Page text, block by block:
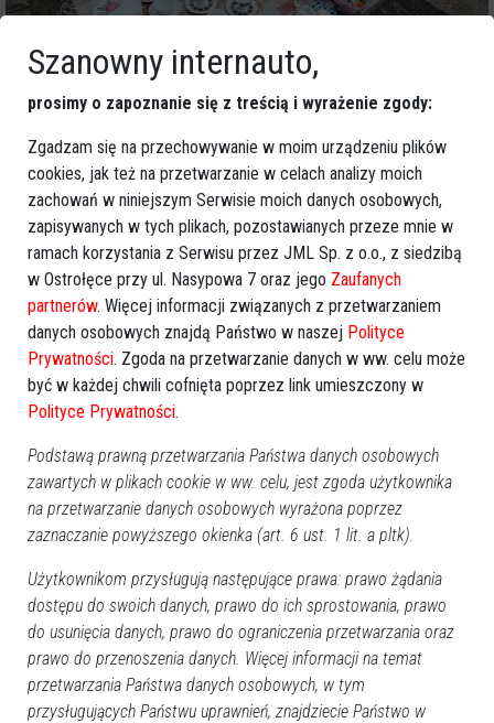
zobacz więcej zdjęć
Szanowny internauto,
prosimy o zapoznanie się z treścią i wyrażenie zgody:
Zgadzam się na przechowywanie w moim urządzeniu plików
cookies, jak też na przetwarzanie w celach analizy moich
zachowań w niniejszym Serwisie moich danych osobowych,
zapisywanych w tych plikach, pozostawianych przeze mnie w
ramach korzystania z Serwisu przez JML Sp. z o.o., z siedzibą
w Ostrołęce przy ul. Nasypowa 7 oraz jego Zaufanych
partnerów. Więcej informacji związanych z przetwarzaniem
danych osobowych znajdą Państwo w naszej Polityce
Prywatności. Zgoda na przetwarzanie danych w ww. celu może
być w każdej chwili cofnięta poprzez link umieszczony w
Polityce Prywatności.
Podstawą prawną przetwarzania Państwa danych osobowych
zawartych w plikach cookie w ww. celu, jest zgoda użytkownika
na przetwarzanie danych osobowych wyrażona poprzez
zaznaczanie powyższego okienka (art. 6 ust. 1 lit. a pltk).
Użytkownikom przysługują następujące prawa: prawo żądania
dostępu do swoich danych, prawo do ich sprostowania, prawo
do usunięcia danych, prawo do ograniczenia przetwarzania oraz
prawo do przenoszenia danych. Więcej informacji na temat
przetwarzania Państwa danych osobowych, w tym
przysługujących Państwu uprawnień, znajdziecie Państwo w